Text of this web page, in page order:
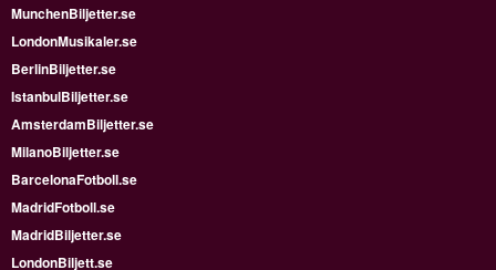
MunchenBiljetter.se
LondonMusikaler.se
BerlinBiljetter.se
IstanbulBiljetter.se
AmsterdamBiljetter.se
MilanoBiljetter.se
BarcelonaFotboll.se
MadridFotboll.se
MadridBiljetter.se
LondonBiljett.se